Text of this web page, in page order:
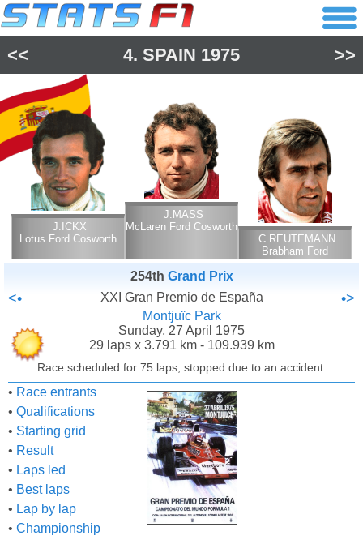
<< 4. SPAIN 1975 >>
J.ICKX
Lotus Ford Cosworth
J.MASS
McLaren Ford Cosworth
C.REUTEMANN
Brabham Ford
Cosworth
254th Grand Prix
<• XXI Gran Premio de España •>
Montjuïc Park
Sunday, 27 April 1975
29 laps x 3.791 km - 109.939 km
Race scheduled for 75 laps, stopped due to an accident.
• Race entrants
• Qualifications
• Starting grid
• Result
• Laps led
• Best laps
• Lap by lap
• Championship